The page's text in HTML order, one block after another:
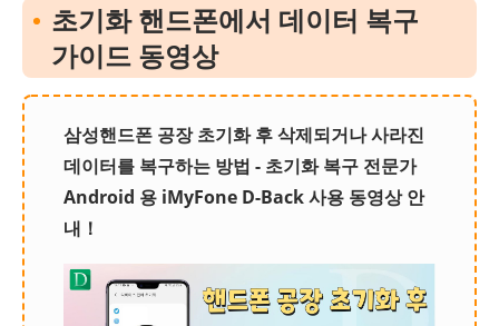
초기화 핸드폰에서 데이터 복구
가이드 동영상
삼성핸드폰 공장 초기화 후 삭제되거나 사라진
데이터를 복구하는 방법 - 초기화 복구 전문가
Android 용 iMyFone D-Back 사용 동영상 안
내！